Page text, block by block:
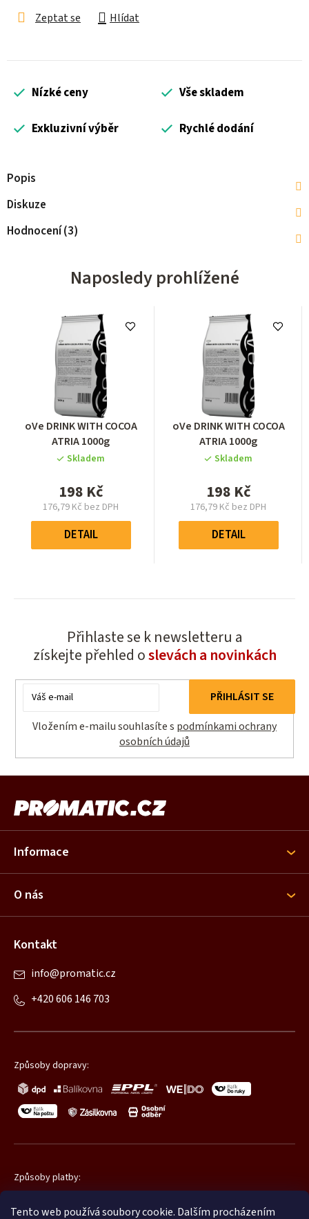
Tento web používá soubory cookie. Dalším procházením
Zeptat se Hlídat
Nízké ceny Vše skladem
Exkluzivní výběr Rychlé dodání
Popis
Diskuze
Hodnocení (3)
Naposledy prohlížené
Průměrné
hodnocení
produktu
5,0
z
hvězdiček.
oVe DRINK WITH COCOA
ATRIA 1000g
Skladem
198 Kč
176,79 Kč bez DPH
Měrná
cena:
DETAIL
Průměrné
hodnocení
produktu
5,0
z
hvězdiček.
oVe DRINK WITH COCOA
ATRIA 1000g
Skladem
198 Kč
176,79 Kč bez DPH
Měrná
cena:
DETAIL
Přihlaste se k newsletteru a
získejte přehled oslevách a novinkách
E-
Vložením e-mailu souhlasíte s podmínkami ochrany
osobních údajů
PŘIHLÁSIT SE
p
t
Informace
O nás
Kontakt
info@promatic.cz
+420 606 146 703
Způsoby dopravy:
Způsoby platby: